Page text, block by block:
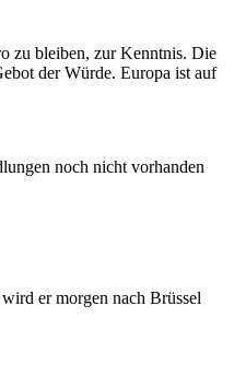
zu bleiben, zur Kenntnis. Die
der Würde. Europa ist auf
noch nicht vorhanden
er morgen nach Brüssel